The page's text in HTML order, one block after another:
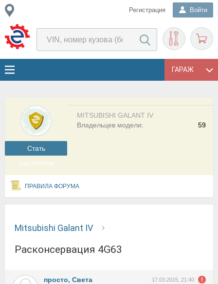
Регистрация Войти
ГАРАЖ
Cтать
участником
MITSUBISHI GALANT IV
59
Владельцев модели:
ПРАВИЛА ФОРУМА
Mitsubishi Galant IV
расконсервация 4G63
просто, Света 17.03.2015, 21:40